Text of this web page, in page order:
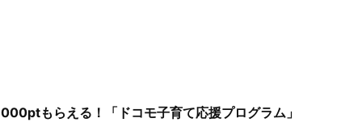
もらえる！「ドコモ子育て応援プログラム」